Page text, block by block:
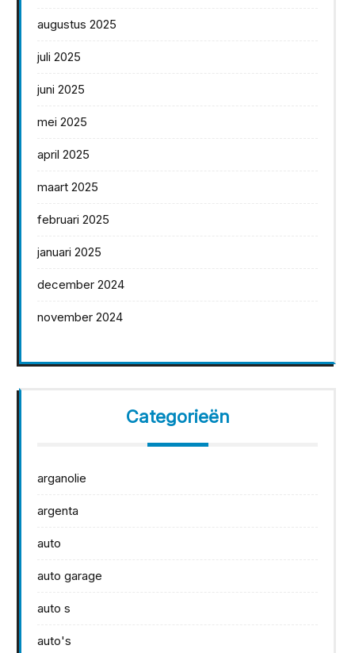
augustus 2025
juli 2025
juni 2025
mei 2025
april 2025
maart 2025
februari 2025
januari 2025
december 2024
november 2024
Categorieën
arganolie
argenta
auto
auto garage
auto s
auto's